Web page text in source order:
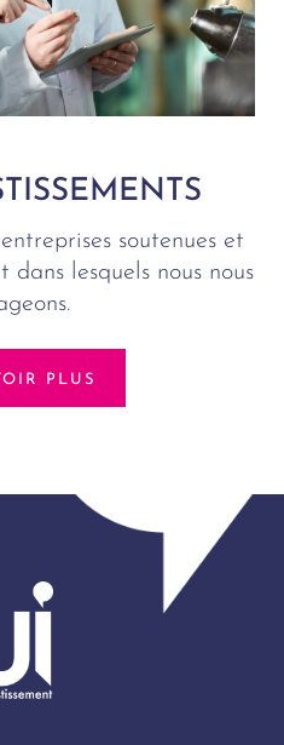
soutenues et
dans lesquels nous nous
PLUS